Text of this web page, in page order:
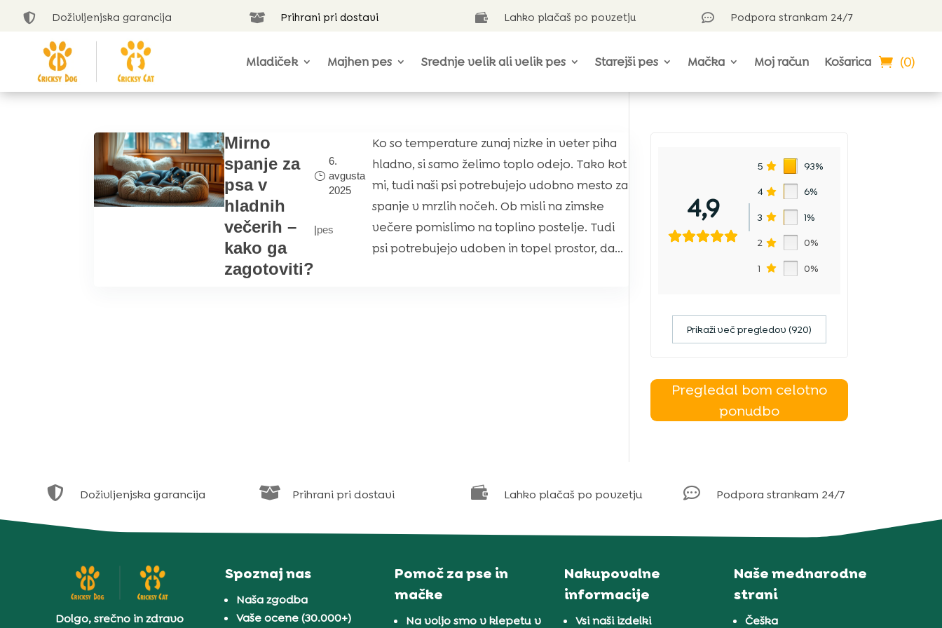
 Doživljenjska garancija  Prihrani pri dostavi  Lahko plačaš po povzetju  Podpora strankam 24/7
Mladiček Majhen pes Srednje velik ali velik pes Starejši pes Mačka Moj račun Košarica (0)
Mirno
spanje za
psa v
hladnih
večerih –
kako ga
zagotoviti?
6.
avgusta
2025
|pes
Ko so temperature zunaj nizke in veter piha
hladno, si samo želimo toplo odejo. Tako kot
mi, tudi naši psi potrebujejo udobno mesto za
spanje v mrzlih nočeh. Ob misli na zimske
večere pomislimo na toplino postelje. Tudi
psi potrebujejo udoben in topel prostor, da...
4,9
5 93%
4 6%
3 1%
2 0%
1 0%
Prikaži več pregledov (920)
Pregledal bom celotno
ponudbo
 Doživljenjska garancija  Prihrani pri dostavi  Lahko plačaš po povzetju  Podpora strankam 24/7
Dolgo, srečno in zdravo
Spoznaj nas
Naša zgodba
Vaše ocene (30.000+)
Pomoč za pse in
mačke
Na voljo smo v klepetu v
Nakupovalne
informacije
Vsi naši izdelki
Naše mednarodne
strani
Češka